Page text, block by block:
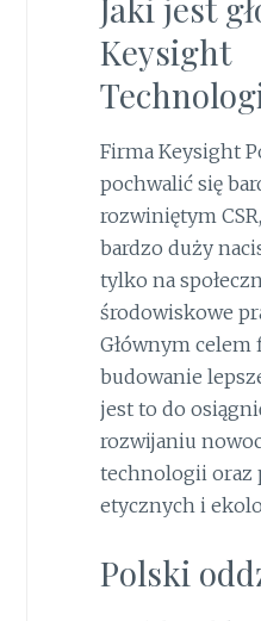
Keysight
Firma Keysight
pochwalić się
rozwiniętym
bardzo duży
tylko na
środowiskowe
Głównym
budowanie
jest to do
rozwijaniu
technologii oraz
etycznych i
Polski